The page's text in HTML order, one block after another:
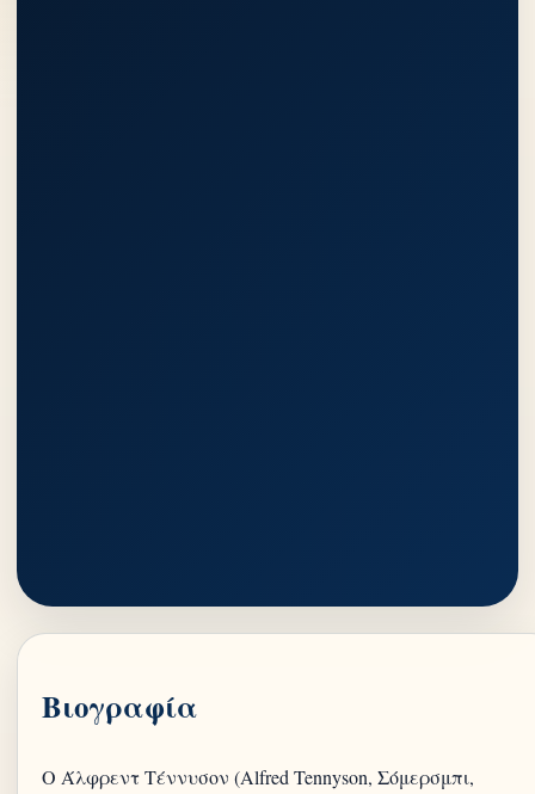
Βιογραφία
Ο Άλφρεντ Τέννυσον (Alfred Tennyson, Σόμερσμπι,